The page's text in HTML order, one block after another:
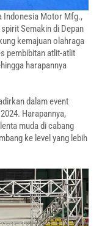
Indonesia Motor Mfg.,
Semakin di Depan
kemajuan olahraga
pembibitan atlit-atlit
harapannya
dalam event
Harapannya,
muda di cabang
ke level yang lebih